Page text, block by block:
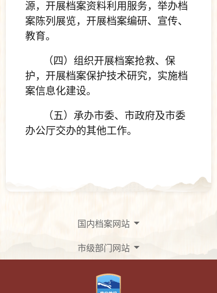
源，开展档案资料利用服务，举办档
案陈列展览，开展档案编研、宣传、
教育。
（四）组织开展档案抢救、保
护，开展档案保护技术研究，实施档
案信息化建设。
（五）承办市委、市政府及市委
办公厅交办的其他工作。
国内档案网站
市级部门网站